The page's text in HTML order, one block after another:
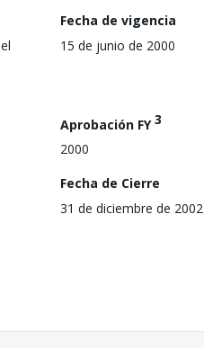
Fecha de vigencia
15 de junio de 2000
Aprobación FY3
2000
Fecha de Cierre
31 de diciembre de 2002